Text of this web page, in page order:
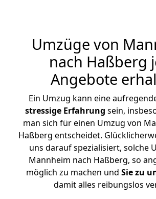
Umzüge von
nach Haßberg
Angebote
Ein Umzug kann eine
stressige Erfahrung sein,
man sich für einen Umzug von
Haßberg entscheidet.
uns darauf spezialisiert, solche
Mannheim nach Haßberg, so
möglich zu machen und Sie zu
damit alles reibungslos